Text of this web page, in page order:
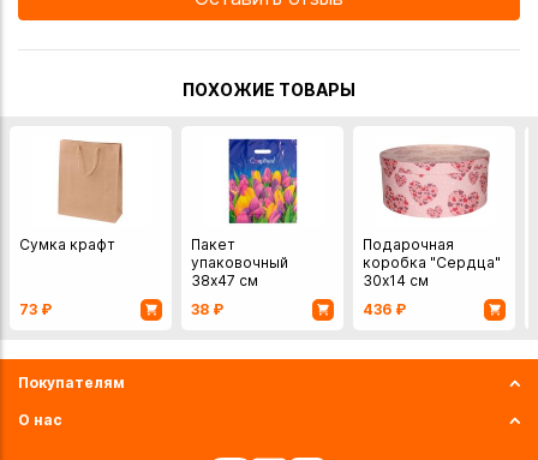
ПОХОЖИЕ ТОВАРЫ
Сумка крафт
73 ₽
Пакет
упаковочный
38х47 см
38 ₽
Подарочная
коробка "Сердца"
30х14 см
436 ₽
Покупателям
О нас